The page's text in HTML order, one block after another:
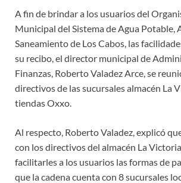
A fin de brindar a los usuarios del
Municipal del Sistema de Agua Potable,
Saneamiento de Los Cabos, las
su recibo, el director municipal de
Finanzas, Roberto Valadez Arce, se
directivos de las sucursales almacén La
tiendas Oxxo.
Al respecto, Roberto Valadez, explicó
con los directivos del almacén La
facilitarles a los usuarios las formas de
que la cadena cuenta con 8 sucursales